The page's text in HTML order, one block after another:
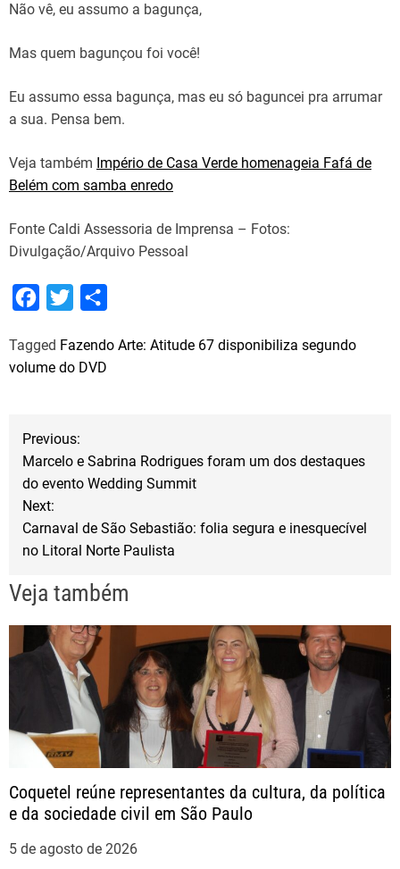
Não vê, eu assumo a bagunça,
Mas quem bagunçou foi você!
Eu assumo essa bagunça, mas eu só baguncei pra arrumar
a sua. Pensa bem.
Veja também Império de Casa Verde homenageia Fafá de
Belém com samba enredo
Fonte Caldi Assessoria de Imprensa – Fotos:
Divulgação/Arquivo Pessoal
c
e
o
k
i
t
r
a
Tagged Fazendo Arte: Atitude 67 disponibiliza segundo
volume do DVD
N
g
a
ã
o
d
Previous:
Marcelo e Sabrina Rodrigues foram um dos destaques
do evento Wedding Summit
Next:
Carnaval de São Sebastião: folia segura e inesquecível
no Litoral Norte Paulista
Veja também
Coquetel reúne representantes da cultura, da política
e da sociedade civil em São Paulo
5 de agosto de 2026